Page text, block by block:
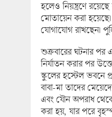
হলেও নিয়ন্ত্রণে
মোতায়েন করা হয়েছে।
যোগাযোগ রাখছেন।
শুক্রবারের ঘটনার পর
নির্যাতন করার পর
স্কুলের হস্টেল ভবনে
বাবা-মা তাদের
এবং যৌন অপরাধ
করা হয়, যার পরে